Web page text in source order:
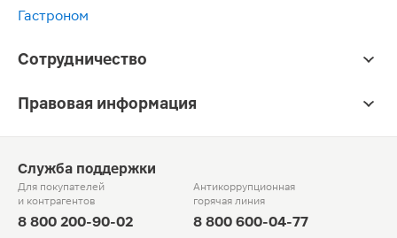
Гастроном
Сотрудничество
Правовая информация
Служба поддержки
Для покупателей
и контрагентов
8 800 200-90-02
Антикоррупционная
горячая линия
8 800 600-04-77